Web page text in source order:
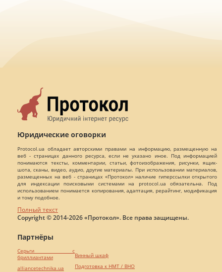
Юридические оговорки
Protocol.ua обладает авторскими правами на информацию, размещенную на
веб - страницах данного ресурса, если не указано иное. Под информацией
понимаются тексты, комментарии, статьи, фотоизображения, рисунки, ящик-
шота, сканы, видео, аудио, другие материалы. При использовании материалов,
размещенных на веб - страницах «Протокол» наличие гиперссылки открытого
для индексации поисковыми системами на protocol.ua обязательна. Под
использованием понимается копирования, адаптация, рерайтинг, модификация
и тому подобное.
Полный текст
Copyright © 2014-2026 «Протокол». Все права защищены.
Партнёры
Серьги с
бриллиантами
alliancetechnika.ua
Винный шкаф
Подготовка к НМТ / ВНО